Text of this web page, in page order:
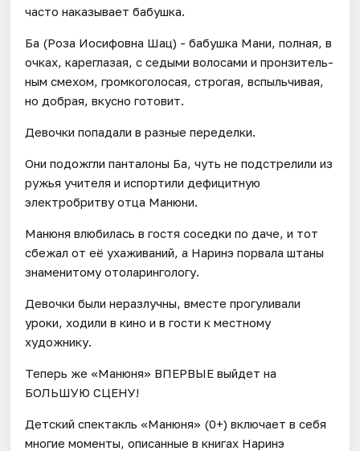
часто нака­зы­вает бабушка.
Ба (Роза Иосифовна Шац) - бабушка Мани, пол­ная, в
очках, карегла­зая, с седыми воло­сами и прон­зи­тель­
ным сме­хом, гром­ко­го­ло­сая, стро­гая, вспыль­чи­вая,
но добрая, вкусно гото­вит.
Девочки попадали в разные переделки.
Они подожгли панталоны Ба, чуть не подстрелили из
ружья учителя и испортили дефицитную
электробритву отца Манюни.
Манюня влюбилась в гостя соседки по даче, и тот
сбежал от её ухаживаний, а Наринэ порвала штаны
знаменитому отоларингологу.
Девочки были неразлучны, вместе прогуливали
уроки, ходили в кино и в гости к местному
художнику.
Теперь же «Манюня» ВПЕРВЫЕ выйдет на
БОЛЬШУЮ СЦЕНУ!
Детский спектакль «Манюня» (0+) включает в себя
многие моменты, описанные в книгах Наринэ